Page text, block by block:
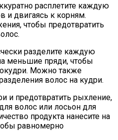
расплетите каждую
и двигаясь к корням.
чтобы предотвратить
разделите каждую
меньшие пряди, чтобы
Можно также
волос на кудри.
и предотвратить рыхление,
волос или лосьон для
продукта нанесите на
равномерно